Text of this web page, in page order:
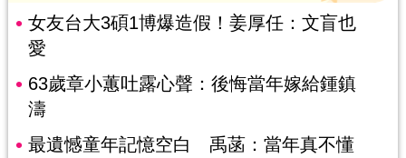
女友台大3碩1博爆造假！姜厚任：文盲也
愛
63歲章小蕙吐露心聲：後悔當年嫁給鍾鎮
濤
最遺憾童年記憶空白 禹菡：當年真不懂